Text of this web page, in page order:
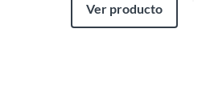
saludable. Collares para
seguridad a tu mascota.
Ver producto